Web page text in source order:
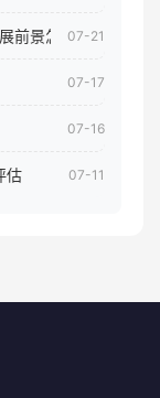
前景怎样07-21
07-17
07-16
估 07-11